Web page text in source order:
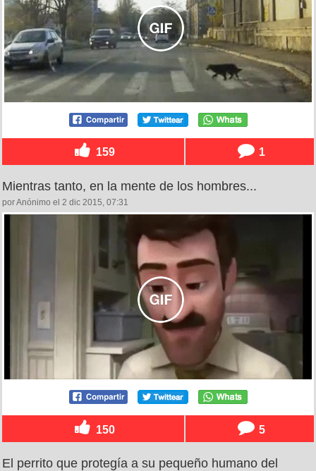
159 1
Mientras tanto, en la mente de los hombres...
por Anónimo el 2 dic 2015, 07:31
150 5
El perrito que protegía a su pequeño humano del